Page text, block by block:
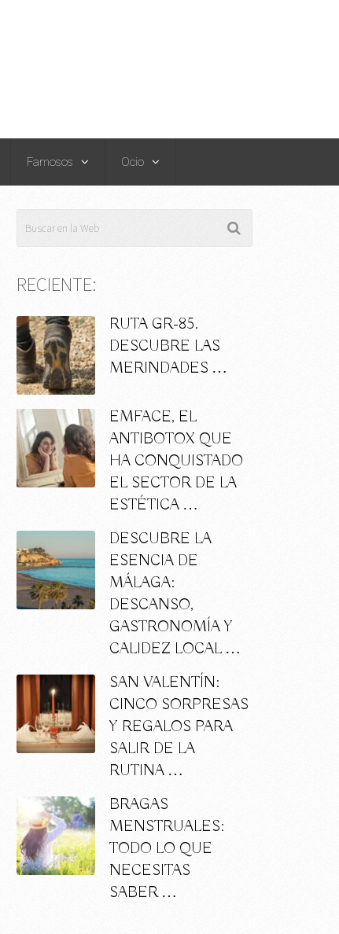
Famosos Ocio
RECIENTE:
RUTA GR-85.
DESCUBRE LAS
MERINDADES …
EMFACE, EL
ANTIBOTOX QUE
HA CONQUISTADO
EL SECTOR DE LA
ESTÉTICA …
DESCUBRE LA
ESENCIA DE
MÁLAGA:
DESCANSO,
GASTRONOMÍA Y
CALIDEZ LOCAL …
SAN VALENTÍN:
CINCO SORPRESAS
Y REGALOS PARA
SALIR DE LA
RUTINA …
BRAGAS
MENSTRUALES:
TODO LO QUE
NECESITAS
SABER …